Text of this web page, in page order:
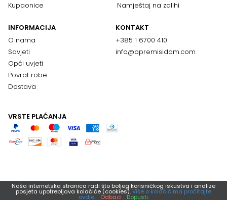
Kupaonice
Namještaj na zalihi
INFORMACIJA
O nama
Savjeti
Opći uvjeti
Povrat robe
Dostava
KONTAKT
+385 1 6700 410
info@opremisidom.com
VRSTE PLAĆANJA
Naša internetska stranica radi što boljeg korisničkog iskustva i analize
posjeta upotrebljava kolačiće (cookies).Više o kolačićima pročitajte
ovdje. Odbaci Dopusti.